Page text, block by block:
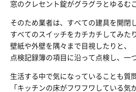
窓のクレセント錠がグラグラとゆるむ
そのため業者は、すべての建具を開閉
すべてのスイッチをカチカチしてみたり
壁紙や外壁を隅々まで目視したりと、
点検記録簿の項目に沿って点検し、一
生活する中で気になっていることも質
「キッチンの床がフワフワしている気